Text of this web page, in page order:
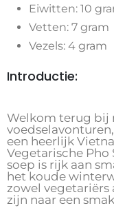
Eiwitten: 10
Vetten: 7 gram
Vezels: 4 gram
Introductie:
Welkom terug bij
een heerlijk
Vegetarische Pho
soep is rijk aan
het koude
zowel vegetariërs
zijn naar een